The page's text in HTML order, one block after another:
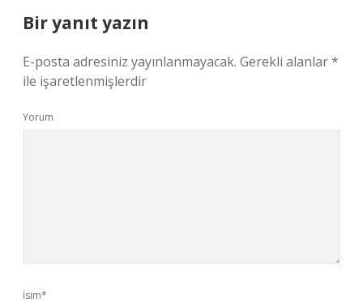
Bir yanıt yazın
E-posta adresiniz yayınlanmayacak. Gerekli alanlar*
ile işaretlenmişlerdir
Yorum
İsim*